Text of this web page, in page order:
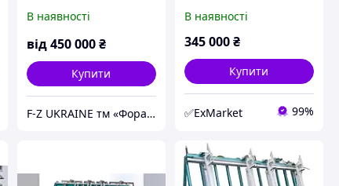
екстудер
В наявності
від 450 000 ₴
Купити
F-Z UKRAINE тм «Фора Захід»
швидкозмінні кулачки
матриці HHCP30
В наявності
345 000₴
Купити
✅ExMarket 99%